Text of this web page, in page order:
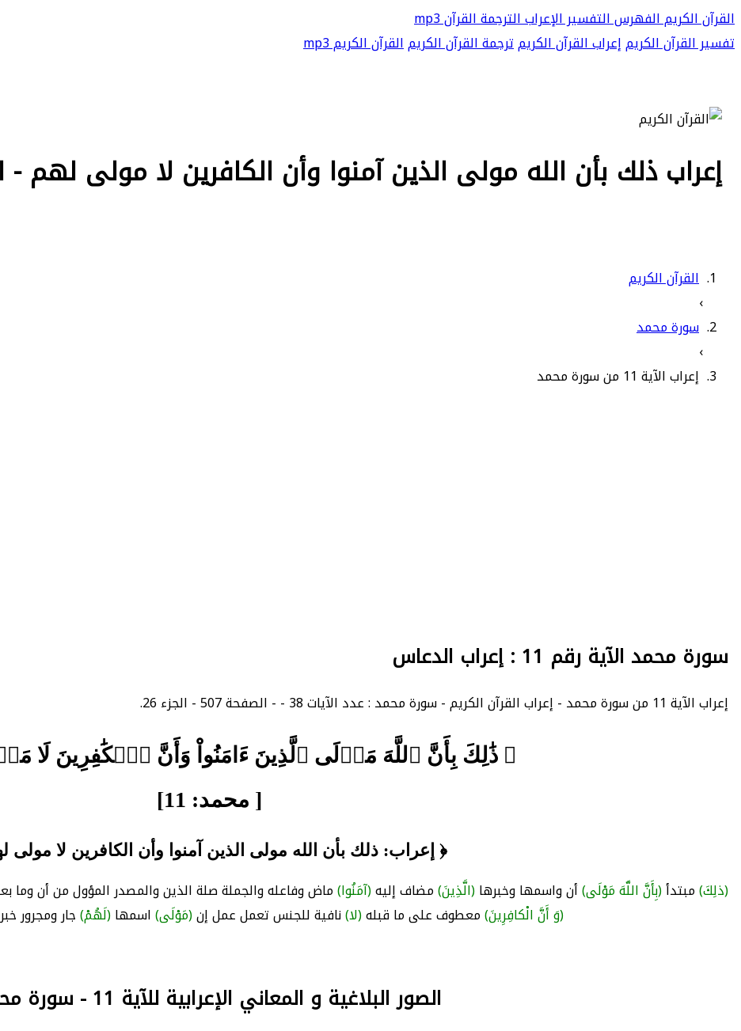
القرآن الكريمالفهرسالتفسيرالإعرابالترجمةالقرآن mp3
تفسير القرآن الكريمإعراب القرآن الكريمترجمة القرآن الكريمالقرآن الكريم mp3
إعراب ذلك بأن الله مولى الذين آمنوا وأن الكافرين لا مولى لهم - الآية 11 من
القرآن الكريم
›
سورة محمد
›
إعراب الآية 11 من سورة محمد
سورة محمد الآية رقم 11 : إعراب الدعاس
إعراب الآية 11 من سورة محمد - إعراب القرآن الكريم - سورة محمد : عدد الآيات 38 - - الصفحة 507 - الجزء 26.
﴿ ذَٰلِكَ بِأَنَّ ٱللَّهَ مَوۡلَى ٱلَّذِينَ ءَامَنُواْ وَأَنَّ ٱلۡكَٰفِرِينَ لَا
[ محمد: 11]
﴿ إعراب: ذلك بأن الله مولى الذين آمنوا وأن الكافرين لا مولى
(ذلِكَ)مبتدأ(بِأَنَّ اللَّهَ مَوْلَى)أن واسمها وخبرها(الَّذِينَ)مضاف إليه(آمَنُوا)ماض وفاعله والجملة صلة الذين والمصدر المؤول من أن وما
(وَ أَنَّ الْكافِرِينَ)معطوف على ما قبله(لا)نافية للجنس تعمل عمل إن(مَوْلَى)اسمها(لَهُمْ)جار ومجرور
الصور البلاغية و المعاني الإعرابية للآية 11 - سورة محمد